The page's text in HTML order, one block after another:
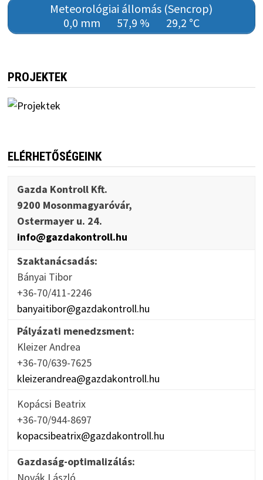
Meteorológiai állomás (Sencrop)
0,0 mm
57,9 % 29,2 °C
PROJEKTEK
ELÉRHETŐSÉGEINK
Gazda Kontroll Kft.
9200 Mosonmagyaróvár,
Ostermayer u. 24.
info@gazdakontroll.hu
Szaktanácsadás:
Bányai Tibor
+36-70/411-2246
banyaitibor@gazdakontroll.hu
Pályázati menedzsment:
Kleizer Andrea
+36-70/639-7625
kleizerandrea@gazdakontroll.hu
Kopácsi Beatrix
+36-70/944-8697
kopacsibeatrix@gazdakontroll.hu
Gazdaság-optimalizálás: